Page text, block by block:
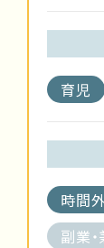
育児
時間
副業